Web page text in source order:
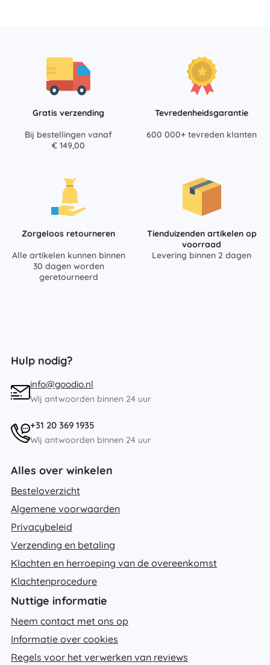
Gratis verzending
Bij bestellingen vanaf
€ 149,00
Tevredenheidsgarantie
600 000+ tevreden klanten
Zorgeloos retourneren
Alle artikelen kunnen binnen
30 dagen worden
geretourneerd
Tienduizenden artikelen op
voorraad
Levering binnen 2 dagen
Hulp nodig?
info@goodio.nl
Wij antwoorden binnen 24 uur
+31 20 369 1935
Wij antwoorden binnen 24 uur
Alles over winkelen
Besteloverzicht
Algemene voorwaarden
Privacybeleid
Verzending en betaling
Klachten en herroeping van de overeenkomst
Klachtenprocedure
Nuttige informatie
Neem contact met ons op
Informatie over cookies
Regels voor het verwerken van reviews